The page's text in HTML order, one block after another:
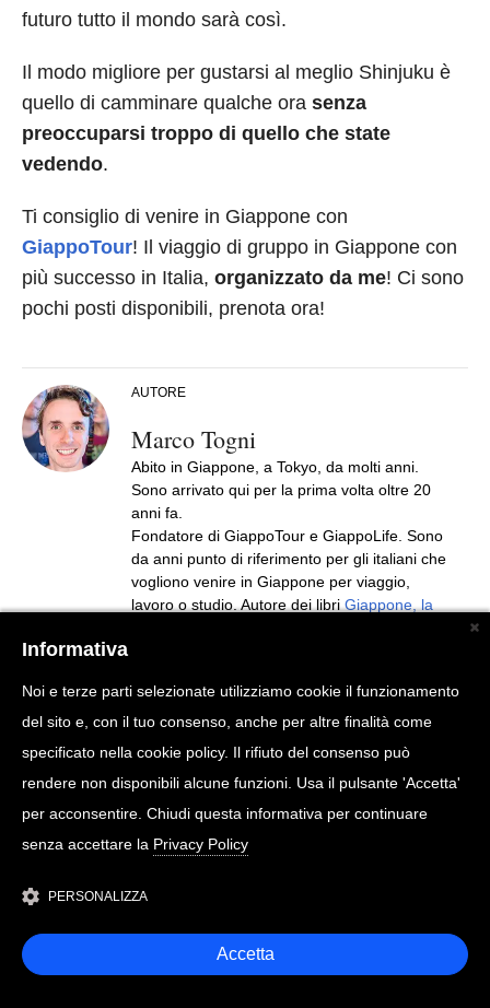
futuro tutto il mondo sarà così.
Il modo migliore per gustarsi al meglio Shinjuku è
quello di camminare qualche ora senza
preoccuparsi troppo di quello che state
vedendo.
Ti consiglio di venire in Giappone con
GiappoTour! Il viaggio di gruppo in Giappone con
più successo in Italia, organizzato da me! Ci sono
pochi posti disponibili, prenota ora!
AUTORE
Marco Togni
Abito in Giappone, a Tokyo, da molti anni.
Sono arrivato qui per la prima volta oltre 20
anni fa.
Fondatore di GiappoTour e GiappoLife. Sono
da anni punto di riferimento per gli italiani che
vogliono venire in Giappone per viaggio,
lavoro o studio. Autore dei libriGiappone, la
documentari per enti governativi giapponesi.
Seguito da più di 2 milioni di persone sui vari
social (Pagina Facebook, TikTok, Instagram,
Youtube).
Informativa
Noi e terze parti selezionate utilizziamo cookie il funzionamento
del sito e, con il tuo consenso, anche per altre finalità come
specificato nella cookie policy. Il rifiuto del consenso può
rendere non disponibili alcune funzioni. Usa il pulsante 'Accetta'
per acconsentire. Chiudi questa informativa per continuare
senza accettare la Privacy Policy
PERSONALIZZA
Accetta